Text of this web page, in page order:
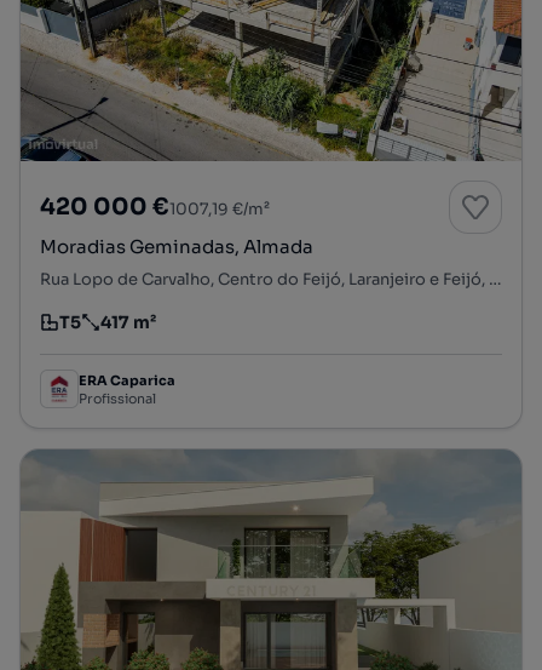
420 000 €1007,19 €/m²
Moradias Geminadas, Almada
Rua Lopo de Carvalho, Centro do Feijó, Laranjeiro e Feijó, Almada, Setúbal
Tipologia
T5
Preço por metro quadrado
417 m²
ERA Caparica
Profissional